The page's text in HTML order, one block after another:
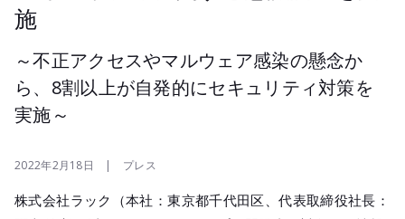
IR情報
施
～不正アクセスやマルウェア感染の懸念か
ら、8割以上が自発的にセキュリティ対策を
実施～
2022年2月18日 | プレス
株式会社ラック（本社：東京都千代田区、代表取締役社長：